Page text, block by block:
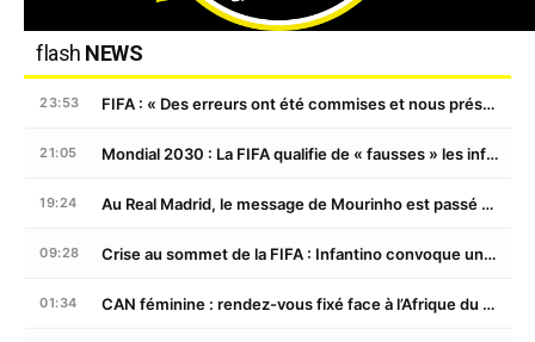
flash NEWS
23:53 FIFA : « Des erreurs ont été commises et nous présentons nos excuses »
21:05 Mondial 2030 : La FIFA qualifie de « fausses » les informations concernant une promesse de la finale au Maroc
19:24 Au Real Madrid, le message de Mourinho est passé cinq sur cinq : Brahim Díaz lève le voile
09:28 Crise au sommet de la FIFA : Infantino convoque une réunion de crise à Rabat après le fiasco du FIFA Forward Enterprise
01:34 CAN féminine : rendez-vous fixé face à l’Afrique du Sud en quarts